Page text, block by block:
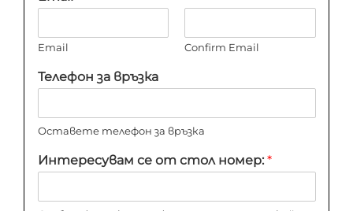
Email Confirm Email
Телефон за връзка
Оставете телефон за връзка
Интересувам се от стол номер: *